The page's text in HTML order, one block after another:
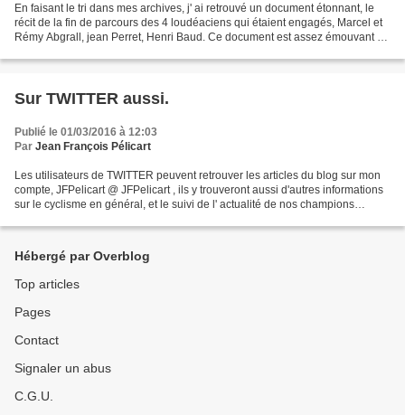
En faisant le tri dans mes archives, j' ai retrouvé un document étonnant, le
récit de la fin de parcours des 4 loudéaciens qui étaient engagés, Marcel et
Rémy Abgrall, jean Perret, Henri Baud. Ce document est assez émouvant et
Sur TWITTER aussi.
Publié le 01/03/2016 à 12:03
Par Jean François Pélicart
Les utilisateurs de TWITTER peuvent retrouver les articles du blog sur mon
compte, JFPelicart @ JFPelicart , ils y trouveront aussi d'autres informations
sur le cyclisme en général, et le suivi de l' actualité de nos champions
Hébergé par Overblog
Top articles
Pages
Contact
Signaler un abus
C.G.U.